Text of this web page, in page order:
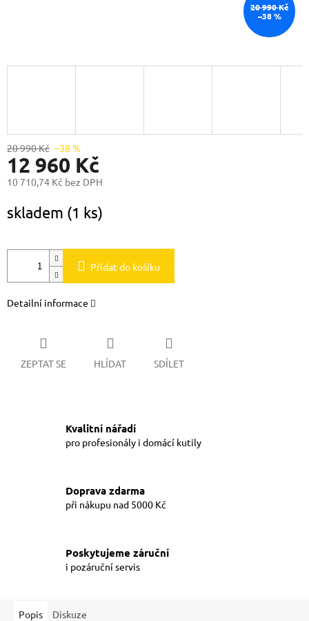
20 990 Kč
–38 %
20 990 Kč –38 %
12 960 Kč
10 710,74 Kč bez DPH
cena:
skladem (1 ks)
Přidat do košíku
Detailní informace
ZEPTAT SE HLÍDAT SDÍLET
Kvalitní nářadí
pro profesionály i domácí kutily
Doprava zdarma
při nákupu nad 5000 Kč
Poskytujeme záruční
i pozáruční servis
Popis Diskuze